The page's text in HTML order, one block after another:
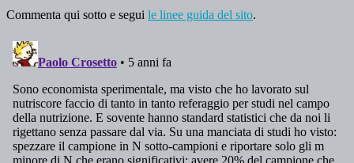
Commenta qui sotto e segui le linee guida del sito.